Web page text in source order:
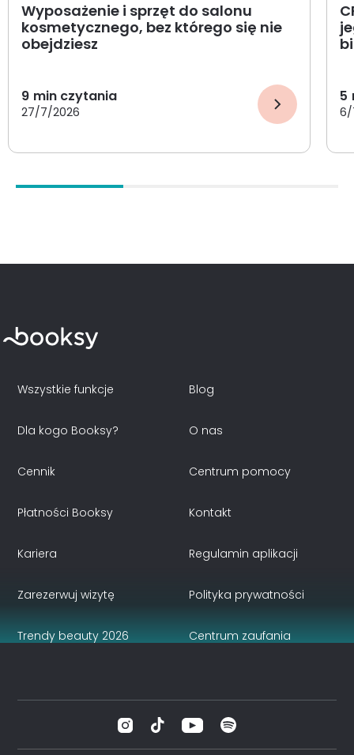
Wyposażenie i sprzęt do salonu
kosmetycznego, bez którego się nie
obejdziesz
9 min czytania
27/7/2026
5
6/
Wszystkie funkcje
Dla kogo Booksy?
Cennik
Płatności Booksy
Blog
O nas
Centrum pomocy
Kontakt
Kariera
Zarezerwuj wizytę
Trendy beauty 2026
Regulamin aplikacji
Polityka prywatności
Centrum zaufania